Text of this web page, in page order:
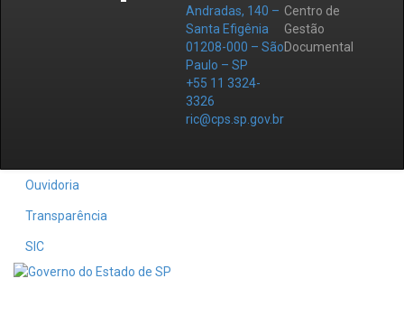
Andradas, 140 –
Santa Efigênia
01208-000 – São
Paulo – SP
+55 11 3324-
3326
ric@cps.sp.gov.br
Centro de
Gestão
Documental
Ouvidoria
Transparência
SIC